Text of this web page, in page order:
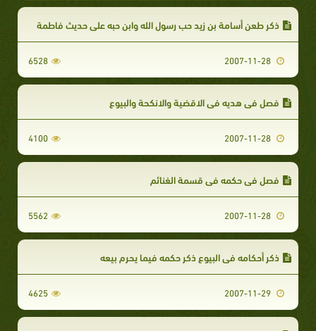
ذكر طعن أسامة بن زيد حب رسول الله وابن حبه على حديث فاطمة
6528
فصل في هديه في الاقضية والانكحة والبيوع
4100
فصل في حكمه في قسمة الغنائم
5562
ذكر أحكامه في البيوع ذكر حكمه فيما يحرم بيعه
4625